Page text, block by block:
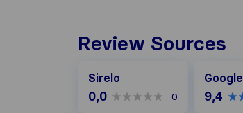
Review Sources
Sirelo
0,0 0
Google
9,4